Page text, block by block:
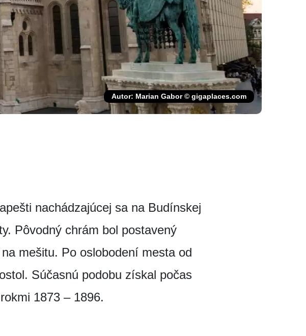
Autor: Marian Gabor © gigaplaces.com
nachádzajúcej sa na Budínskej
Pôvodný chrám bol postavený
mešitu. Po oslobodení mesta od
Súčasnú podobu získal počas
1873 – 1896.